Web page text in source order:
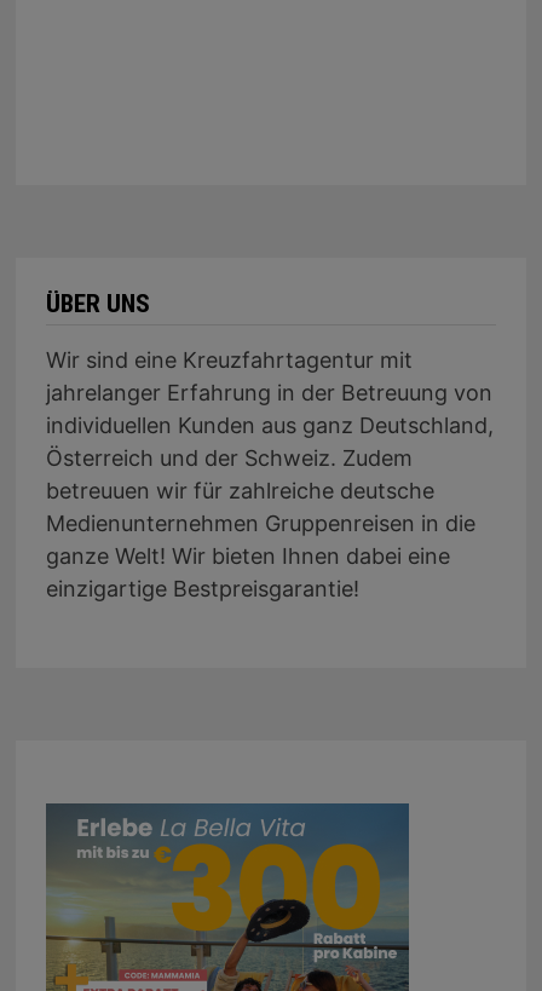
ÜBER UNS
Wir sind eine Kreuzfahrtagentur mit
jahrelanger Erfahrung in der Betreuung von
individuellen Kunden aus ganz Deutschland,
Österreich und der Schweiz. Zudem
betreuuen wir für zahlreiche deutsche
Medienunternehmen Gruppenreisen in die
ganze Welt! Wir bieten Ihnen dabei eine
einzigartige Bestpreisgarantie!